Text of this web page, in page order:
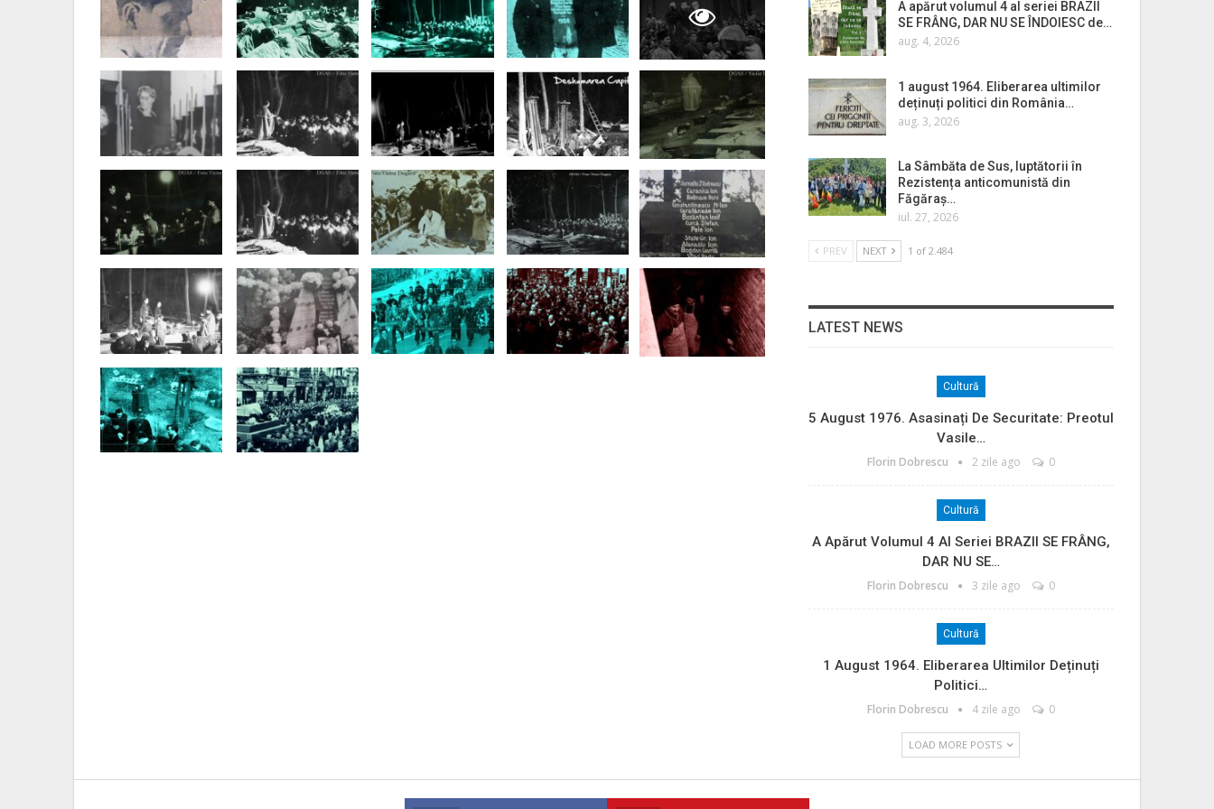
A apărut volumul 4 al seriei BRAZII
SE FRÂNG, DAR NU SE ÎNDOIESC de…
aug. 4, 2026
1 august 1964. Eliberarea ultimilor
deținuți politici din România…
aug. 3, 2026
La Sâmbăta de Sus, luptătorii în
Rezistența anticomunistă din
Făgăraș…
iul. 27, 2026
PREV NEXT 1 of 2.484
LATEST NEWS
Cultură
5 August 1976. Asasinați De Securitate: Preotul
Vasile…
Florin Dobrescu 2 zile ago 0
Cultură
A Apărut Volumul 4 Al Seriei BRAZII SE FRÂNG,
DAR NU SE…
Florin Dobrescu 3 zile ago 0
Cultură
1 August 1964. Eliberarea Ultimilor Deținuți
Politici…
Florin Dobrescu 4 zile ago 0
LOAD MORE POSTS